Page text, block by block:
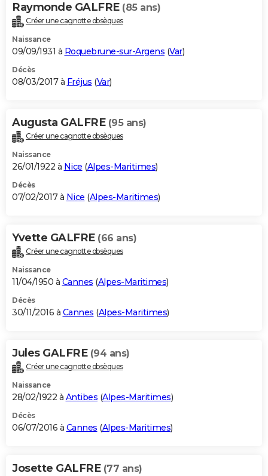
Raymonde GALFRE (85 ans)
Créer une cagnotte obsèques
Naissance
09/09/1931 à Roquebrune-sur-Argens (Var)
Décès
08/03/2017 à Fréjus (Var)
Augusta GALFRE (95 ans)
Créer une cagnotte obsèques
Naissance
26/01/1922 à Nice (Alpes-Maritimes)
Décès
07/02/2017 à Nice (Alpes-Maritimes)
Yvette GALFRE (66 ans)
Créer une cagnotte obsèques
Naissance
11/04/1950 à Cannes (Alpes-Maritimes)
Décès
30/11/2016 à Cannes (Alpes-Maritimes)
Jules GALFRE (94 ans)
Créer une cagnotte obsèques
Naissance
28/02/1922 à Antibes (Alpes-Maritimes)
Décès
06/07/2016 à Cannes (Alpes-Maritimes)
Josette GALFRE (77 ans)